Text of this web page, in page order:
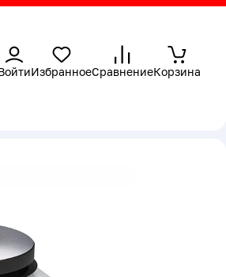
ИзбранноеСравнениеКорзина